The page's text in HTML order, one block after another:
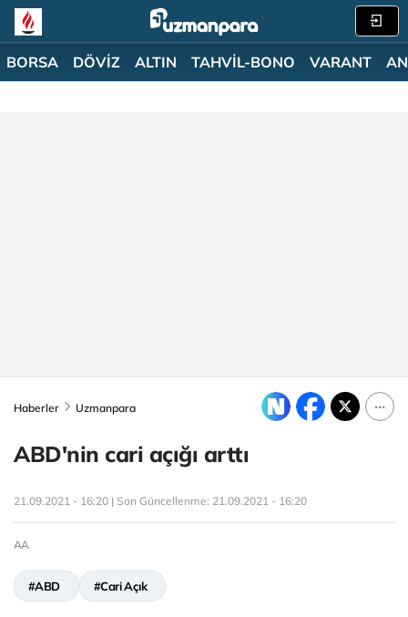
BORSA DÖVİZ ALTIN TAHVİL-BONO VARANT
Haberler Uzmanpara
ABD'nin cari açığı arttı
21.09.2021 - 16:20 | Son Güncellenme: 21.09.2021 - 16:20
AA
#ABD #Cari Açık